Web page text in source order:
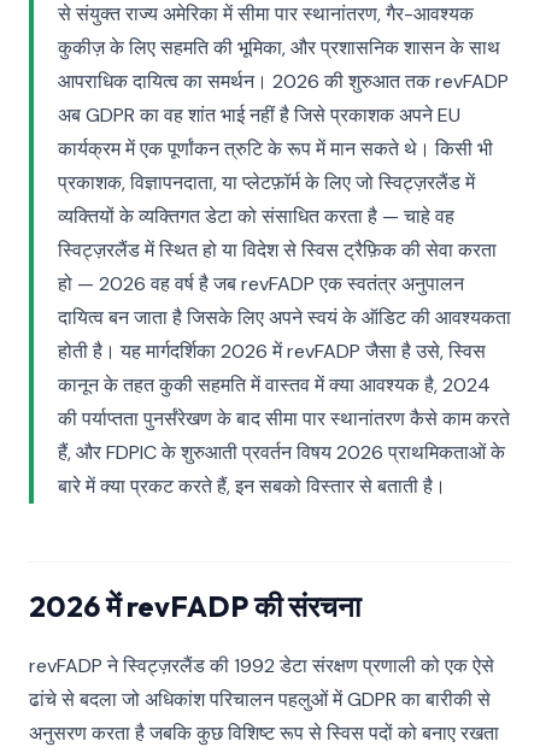
से संयुक्त राज्य अमेरिका में सीमा पार स्थानांतरण, गैर-आवश्यक
कुकीज़ के लिए सहमति की भूमिका, और प्रशासनिक शासन के साथ
आपराधिक दायित्व का समर्थन। 2026 की शुरुआत तक revFADP
अब GDPR का वह शांत भाई नहीं है जिसे प्रकाशक अपने EU
कार्यक्रम में एक पूर्णांकन त्रुटि के रूप में मान सकते थे। किसी भी
प्रकाशक, विज्ञापनदाता, या प्लेटफ़ॉर्म के लिए जो स्विट्ज़रलैंड में
व्यक्तियों के व्यक्तिगत डेटा को संसाधित करता है — चाहे वह
स्विट्ज़रलैंड में स्थित हो या विदेश से स्विस ट्रैफ़िक की सेवा करता
हो — 2026 वह वर्ष है जब revFADP एक स्वतंत्र अनुपालन
दायित्व बन जाता है जिसके लिए अपने स्वयं के ऑडिट की आवश्यकता
होती है। यह मार्गदर्शिका 2026 में revFADP जैसा है उसे, स्विस
कानून के तहत कुकी सहमति में वास्तव में क्या आवश्यक है, 2024
की पर्याप्तता पुनर्संरेखण के बाद सीमा पार स्थानांतरण कैसे काम करते
हैं, और FDPIC के शुरुआती प्रवर्तन विषय 2026 प्राथमिकताओं के
बारे में क्या प्रकट करते हैं, इन सबको विस्तार से बताती है।
2026 में revFADP की संरचना
revFADP ने स्विट्ज़रलैंड की 1992 डेटा संरक्षण प्रणाली को एक ऐसे
ढांचे से बदला जो अधिकांश परिचालन पहलुओं में GDPR का बारीकी से
अनुसरण करता है जबकि कुछ विशिष्ट रूप से स्विस पदों को बनाए रखता